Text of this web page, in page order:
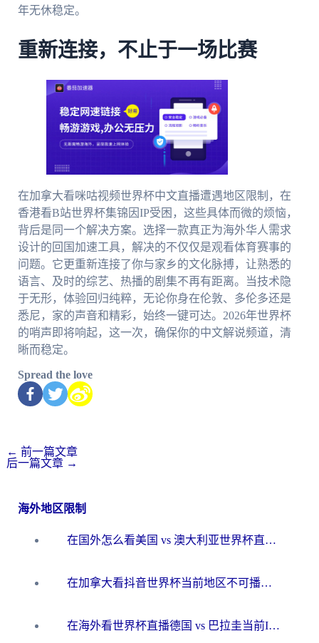
年无休稳定。
重新连接，不止于一场比赛
在加拿大看咪咕视频世界杯中文直播遭遇地区限制，在
香港看B站世界杯集锦因IP受困，这些具体而微的烦恼，
背后是同一个解决方案。选择一款真正为海外华人需求
设计的回国加速工具，解决的不仅仅是观看体育赛事的
问题。它更重新连接了你与家乡的文化脉搏，让熟悉的
语言、及时的综艺、热播的剧集不再有距离。当技术隐
于无形，体验回归纯粹，无论你身在伦敦、多伦多还是
悉尼，家的声音和精彩，始终一键可达。2026年世界杯
的哨声即将响起，这一次，确保你的中文解说频道，清
晰而稳定。
Spread the love
← 前一篇文章
后一篇文章 →
海外地区限制
在国外怎么看美国 vs 澳大利亚世界杯直播？海外党必藏的中文解说观赛指南
在加拿大看抖音世界杯当前地区不可播放？海外党体育观赛终极指南
在海外看世界杯直播德国 vs 巴拉圭当前IP受限制？这篇指南帮你轻松解决地区限制